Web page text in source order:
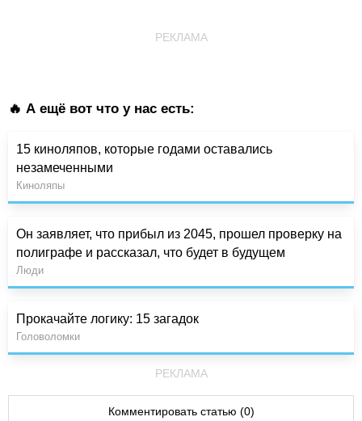
РЕКЛАМА
🔥 А ещё вот что у нас есть:
15 киноляпов, которые годами оставались
незамеченными
Киноляпы
Он заявляет, что прибыл из 2045, прошел проверку на
полиграфе и рассказал, что будет в будущем
Люди
Прокачайте логику: 15 загадок
Головоломки
РЕКЛАМА
Комментировать статью (0)